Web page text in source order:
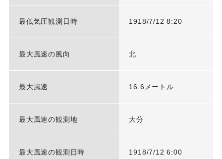
最低気圧観測日時 1918/7/12 8:20
最大風速の風向 北
最大風速 16.6メートル
最大風速の観測地 大分
最大風速の観測日時 1918/7/12 6:00